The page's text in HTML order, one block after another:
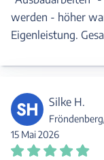
werden - höher
Eigenleistung.
SH Silke H.
15 Mai 2026